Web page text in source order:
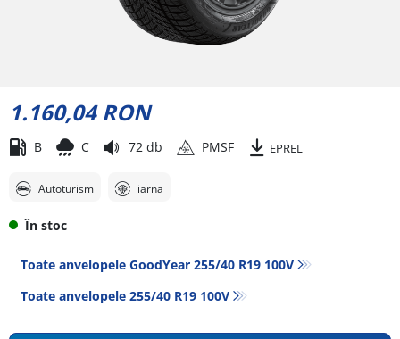
1.160,04 RON
B C 72 db PMSF EPREL
Autoturism iarna
În stoc
Toate anvelopele GoodYear 255/40 R19 100V
Toate anvelopele‎ 255/40 R19 100V